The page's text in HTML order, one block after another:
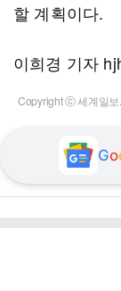
할 계획이다.
이희경 기자
Copyright ⓒ 세계일보
Go